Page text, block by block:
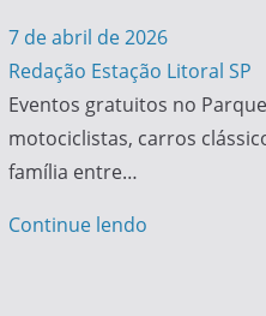
7 de abril de 2026
Redação Estação Litoral SP
Eventos gratuitos no
motociclistas, carros
família entre…
Continue lendo